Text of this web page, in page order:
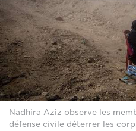
Nadhira Aziz observe les
défense civile déterrer les